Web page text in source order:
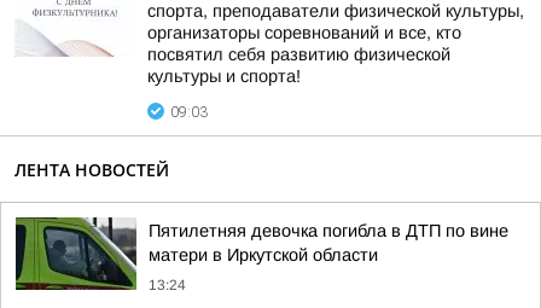
спорта, преподаватели физической культуры,
организаторы соревнований и все, кто
посвятил себя развитию физической
культуры и спорта!
09:03
ЛЕНТА НОВОСТЕЙ
Пятилетняя девочка погибла в ДТП по вине
матери в Иркутской области
13:24